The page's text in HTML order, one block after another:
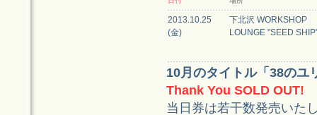
2013.10.25
(金)
下北沢 WORKSHOP
LOUNGE "SEED
10月のタイトル「38のユ
Thank You SOLD OUT!
当日券は若干数発売いた